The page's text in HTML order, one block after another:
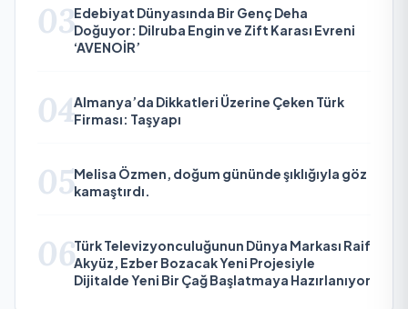
03Edebiyat Dünyasında Bir Genç Deha
Doğuyor: Dilruba Engin ve Zift Karası Evreni
‘AVENOİR’
04Almanya’da Dikkatleri Üzerine Çeken Türk
Firması: Taşyapı
05Melisa Özmen, doğum gününde şıklığıyla göz
kamaştırdı.
06Türk Televizyonculuğunun Dünya Markası Raif
Akyüz, Ezber Bozacak Yeni Projesiyle
Dijitalde Yeni Bir Çağ Başlatmaya Hazırlanıyor